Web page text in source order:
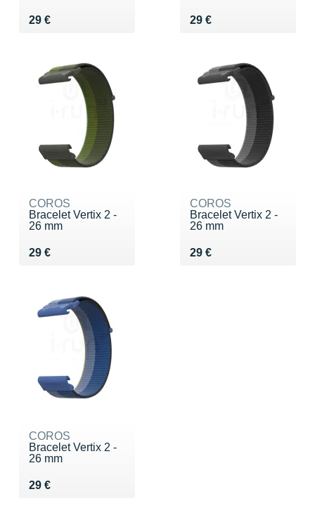
29 €
Vendu 29 € 29 €
Vendu 29 €
COROS
Bracelet Vertix 2 -
26 mm
29 €
Vendu 29 €
COROS
Bracelet Vertix 2 -
26 mm
29 €
Vendu 29 €
COROS
Bracelet Vertix 2 -
26 mm
29 €
Vendu 29 €